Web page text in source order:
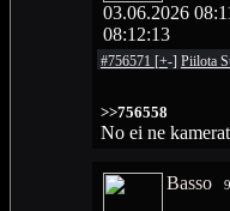
03.06.2026
08:12:13
#756571 [+-] Piilota
>>756558
No ei ne
Basso